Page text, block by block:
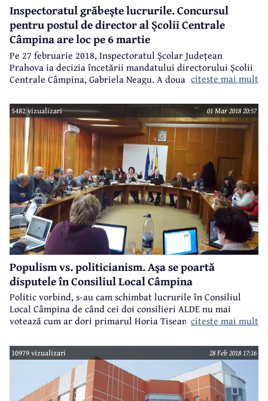
Inspectoratul grăbește lucrurile. Concursul
pentru postul de director al Școlii Centrale
Câmpina are loc pe 6 martie
Pe 27 februarie 2018, Inspectoratul Școlar Județean
Prahova ia decizia încetării mandatului directorului Școlii
Centrale Câmpina, Gabriela Neagu. A doua zi, pe site-ul
ocuparea funcției vacante de director la Școala Gimnazială
Centrală Câmpina în data de 6 martie 2018". Adică, după o
săptămână. Dosarele se depun până pe 5 martie, iar pe 6
martie are loc evaluarea candidaților.
citeste mai mult
5482 vizualizari 01 Mar 2018 20:57
Populism vs. politicianism. Aşa se poartă
disputele în Consiliul Local Câmpina
Politic vorbind, s-au cam schimbat lucrurile în Consiliul
Local Câmpina de când cei doi consilieri ALDE nu mai
votează cum ar dori primarul Horia Tiseanu și fac echipă cu
cealaltă parte avem puterea locală, formată din opt
consilieri PNL și doi de la PMP. Așadar 10 voturi putere la 9
voturi opoziție și... o mare problemă atunci când lipsește
cineva din tabăra primarului Tiseanu. Demonstrația a fost
făcută la ședința din 28 februarie a CL Câmpina.
citeste mai mult
10979 vizualizari 28 Feb 2018 17:16